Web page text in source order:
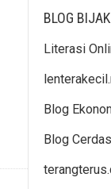
BLOG
Literasi
Blog
Blog Cerdas